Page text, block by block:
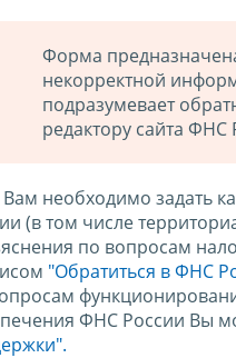
Форма
некорректной
подразумевает
редактору сайта ФНС
Вам необходимо задать
(в том числе
по вопросам
"Обратиться в ФНС
ФНС России Вы